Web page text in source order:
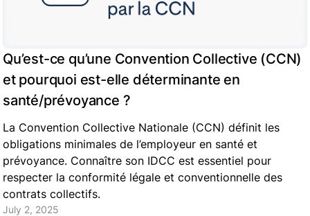
Qu’est-ce qu’une Convention Collective (CCN)
et pourquoi est-elle déterminante en
santé/prévoyance ?
La Convention Collective Nationale (CCN) définit les
obligations minimales de l’employeur en santé et
prévoyance. Connaître son IDCC est essentiel pour
respecter la conformité légale et conventionnelle des
contrats collectifs.
July 2, 2025